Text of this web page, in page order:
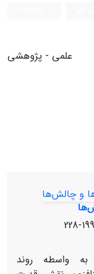
علمی - پژوهشی
199-228
به واسطه روند